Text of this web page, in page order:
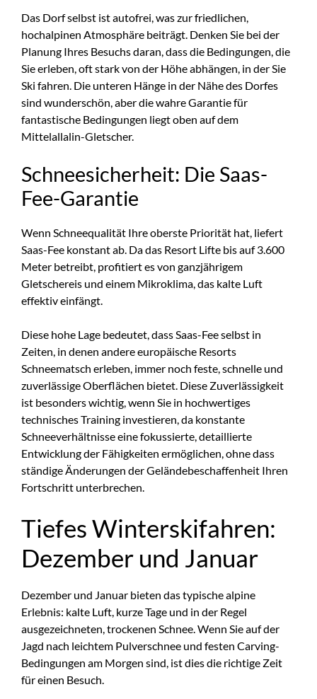
Das Dorf selbst ist autofrei, was zur friedlichen,
hochalpinen Atmosphäre beiträgt. Denken Sie bei der
Planung Ihres Besuchs daran, dass die Bedingungen, die
Sie erleben, oft stark von der Höhe abhängen, in der Sie
Ski fahren. Die unteren Hänge in der Nähe des Dorfes
sind wunderschön, aber die wahre Garantie für
fantastische Bedingungen liegt oben auf dem
Mittelallalin-Gletscher.
Schneesicherheit: Die Saas-
Fee-Garantie
Wenn Schneequalität Ihre oberste Priorität hat, liefert
Saas-Fee konstant ab. Da das Resort Lifte bis auf 3.600
Meter betreibt, profitiert es von ganzjährigem
Gletschereis und einem Mikroklima, das kalte Luft
effektiv einfängt.
Diese hohe Lage bedeutet, dass Saas-Fee selbst in
Zeiten, in denen andere europäische Resorts
Schneematsch erleben, immer noch feste, schnelle und
zuverlässige Oberflächen bietet. Diese Zuverlässigkeit
ist besonders wichtig, wenn Sie in hochwertiges
technisches Training investieren, da konstante
Schneeverhältnisse eine fokussierte, detaillierte
Entwicklung der Fähigkeiten ermöglichen, ohne dass
ständige Änderungen der Geländebeschaffenheit Ihren
Fortschritt unterbrechen.
Tiefes Winterskifahren:
Dezember und Januar
Dezember und Januar bieten das typische alpine
Erlebnis: kalte Luft, kurze Tage und in der Regel
ausgezeichneten, trockenen Schnee. Wenn Sie auf der
Jagd nach leichtem Pulverschnee und festen Carving-
Bedingungen am Morgen sind, ist dies die richtige Zeit
für einen Besuch.